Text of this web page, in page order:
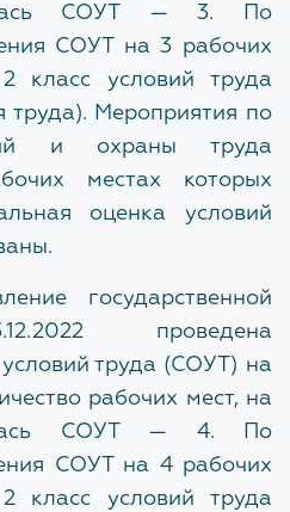
для заполнения
о фактах
информация по
коррупции
СОУТ — 3. По
СОУТ на 3 рабочих
класс условий труда
труда). Мероприятия по
и охраны труда
местах которых
оценка условий
государственной
проведена
труда (СОУТ) на
рабочих мест, на
СОУТ — 4. По
СОУТ на 4 рабочих
класс условий труда